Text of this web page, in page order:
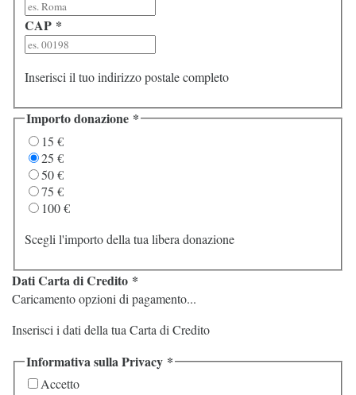
CAP *
Inserisci il tuo indirizzo postale completo
Importo donazione *
15 €
25 €
50 €
75 €
100 €
Scegli l'importo della tua libera donazione
Dati Carta di Credito *
Caricamento opzioni di pagamento...
Inserisci i dati della tua Carta di Credito
Informativa sulla Privacy *
Accetto